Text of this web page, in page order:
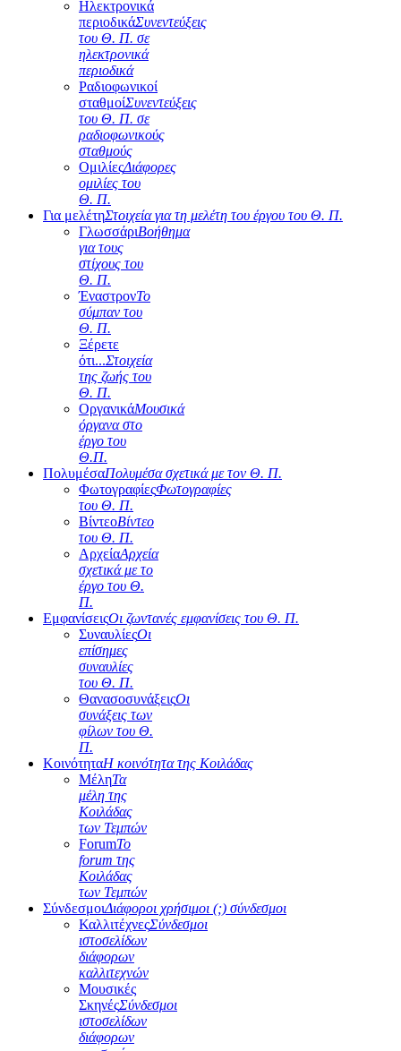
Ηλεκτρονικά
περιοδικάΣυνεντεύξεις
του Θ. Π. σε
ηλεκτρονικά
περιοδικά
Ραδιοφωνικοί
σταθμοίΣυνεντεύξεις
του Θ. Π. σε
ραδιοφωνικούς
σταθμούς
ΟμιλίεςΔιάφορες
ομιλίες του
Θ. Π.
Για μελέτηΣτοιχεία για τη μελέτη του έργου του Θ. Π.
ΓλωσσάριΒοήθημα
για τους
στίχους του
Θ. Π.
ΈναστρονΤο
σύμπαν του
Θ. Π.
Ξέρετε
ότι...Στοιχεία
της ζωής του
Θ. Π.
ΟργανικάΜουσικά
όργανα στο
έργο του
Θ.Π.
ΠολυμέσαΠολυμέσα σχετικά με τον Θ. Π.
ΦωτογραφίεςΦωτογραφίες
του Θ. Π.
ΒίντεοΒίντεο
του Θ. Π.
ΑρχείαΑρχεία
σχετικά με το
έργο του Θ.
Π.
ΕμφανίσειςΟι ζωντανές εμφανίσεις του Θ. Π.
ΣυναυλίεςΟι
επίσημες
συναυλίες
του Θ. Π.
ΘανασοσυνάξειςΟι
συνάξεις των
φίλων του Θ.
Π.
ΚοινότηταΗ κοινότητα της Κοιλάδας
ΜέληΤα
μέλη της
Κοιλάδας
των Τεμπών
ForumΤο
forum της
Κοιλάδας
των Τεμπών
ΣύνδεσμοιΔιάφοροι χρήσιμοι (;) σύνδεσμοι
ΚαλλιτέχνεςΣύνδεσμοι
ιστοσελίδων
διάφορων
καλλιτεχνών
Μουσικές
ΣκηνέςΣύνδεσμοι
ιστοσελίδων
διάφορων